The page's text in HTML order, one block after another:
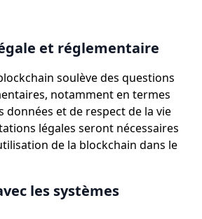
et réglementaire
soulève des questions
notamment en termes
données et de respect de la vie
légales seront nécessaires
de la blockchain dans le
les systèmes